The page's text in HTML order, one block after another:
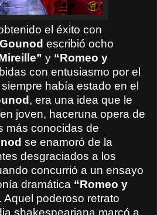
el éxito con
escribió ocho
y “Romeo y
con entusiasmo por el
había estado en el
, era una idea que le
joven, haceruna opera de
más conocidas de
se enamoró de la
desgraciados a los
concurrió a un ensayo
dramática “Romeo y
. Aquel poderoso retrato
shakespeariana marcó a